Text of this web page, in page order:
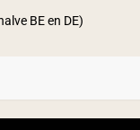
BE en DE)